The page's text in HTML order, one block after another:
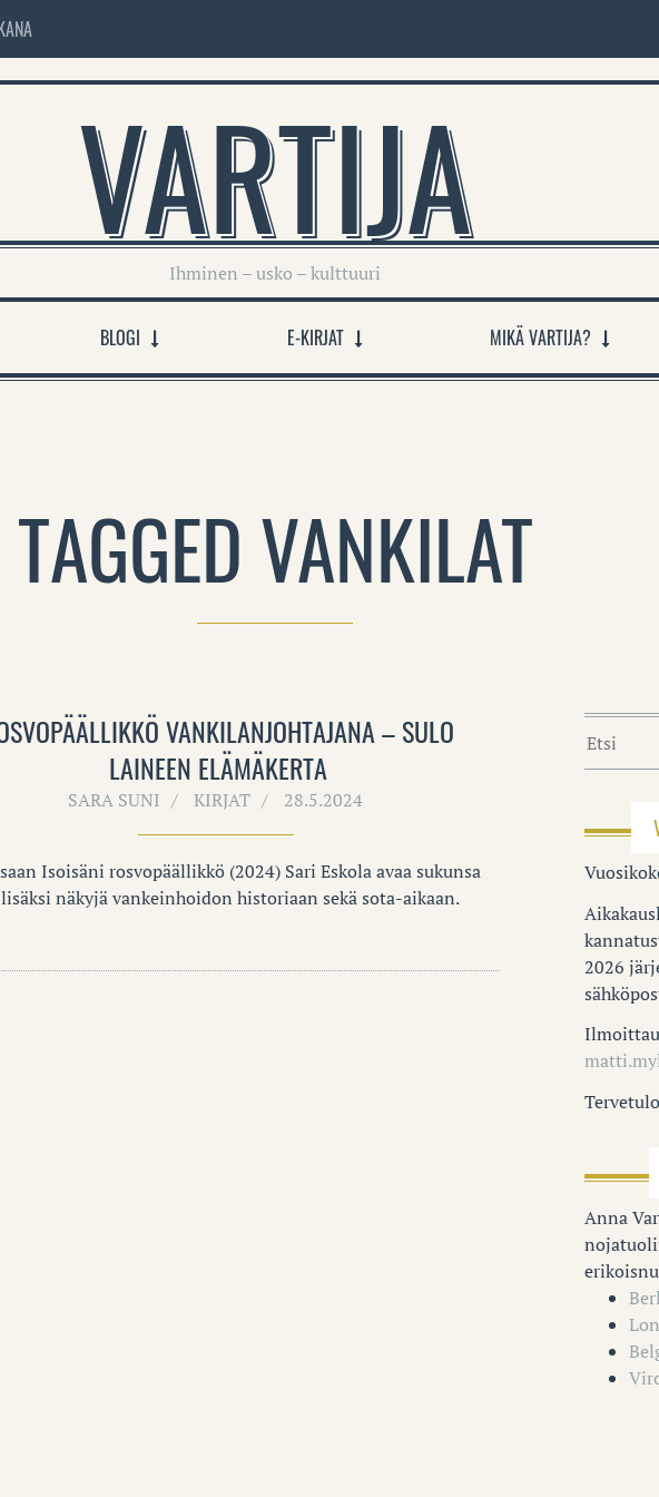
VARTIJA
Ihminen – usko – kulttuuri
BLOGI E-KIRJAT MIKÄ VARTIJA?
TAGGED VANKILAT
VANKILANJOHTAJANA – SULO
LAINEEN ELÄMÄKERTA
SARA SUNI KIRJAT 28.5.2024
Isoisäni rosvopäällikkö (2024) Sari Eskola avaa sukunsa
näkyjä vankeinhoidon historiaan sekä sota-aikaan.
2026
Anna